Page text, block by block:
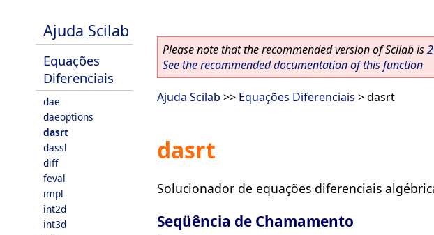
Ajuda Scilab
Equações
Diferenciais
dae
daeoptions
dasrt
dassl
diff
feval
impl
int2d
int3d
Please note that the recommended version of Scilab is
See the recommended documentation of this function
Ajuda Scilab >> Equações Diferenciais > dasrt
dasrt
Solucionador de equações diferenciais
Seqüência de Chamamento